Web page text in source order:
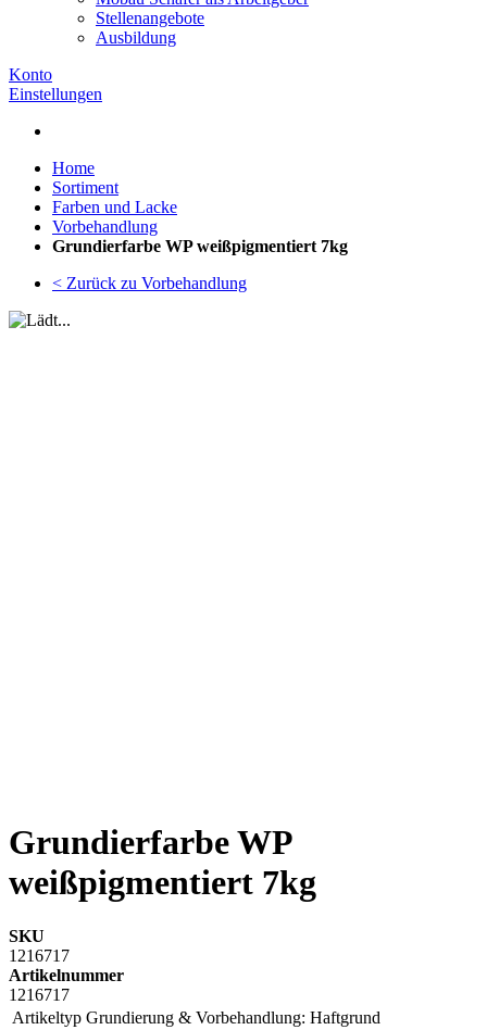
Stellenangebote
Ausbildung
Konto
Einstellungen
Home
Sortiment
Farben und Lacke
Vorbehandlung
Grundierfarbe WP weißpigmentiert 7kg
< Zurück zu Vorbehandlung
Grundierfarbe WP
weißpigmentiert 7kg
SKU
1216717
Artikelnummer
1216717
Artikeltyp Grundierung & Vorbehandlung: Haftgrund